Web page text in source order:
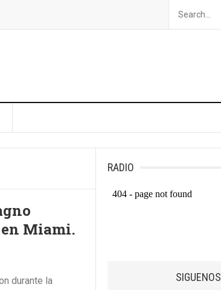
Miami.
durante la
RADIO
SIGUENOS